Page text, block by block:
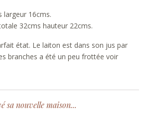
largeur 16cms.
32cms hauteur 22cms.
état. Le laiton est dans son jus par
branches a été un peu frottée voir
sa nouvelle maison...